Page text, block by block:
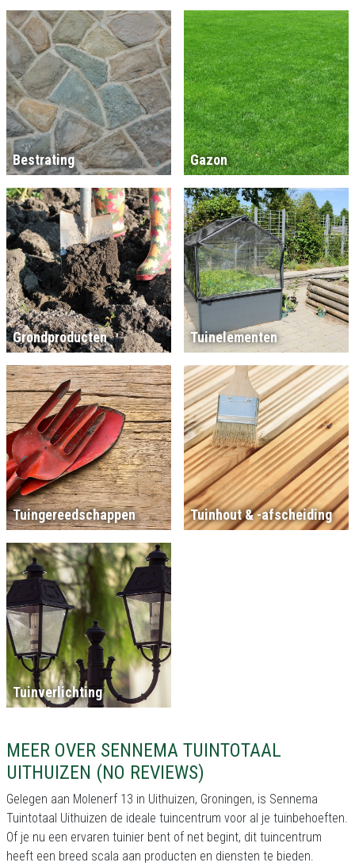
Bestrating Gazon
Grondproducten Tuinelementen
Tuingereedschappen Tuinhout & -afscheiding
Tuinverlichting
MEER OVER SENNEMA TUINTOTAAL
UITHUIZEN (NO REVIEWS)
Gelegen aan Molenerf 13 in Uithuizen, Groningen, is Sennema
Tuintotaal Uithuizen de ideale tuincentrum voor al je tuinbehoeften.
Of je nu een ervaren tuinier bent of net begint, dit tuincentrum
heeft een breed scala aan producten en diensten te bieden.